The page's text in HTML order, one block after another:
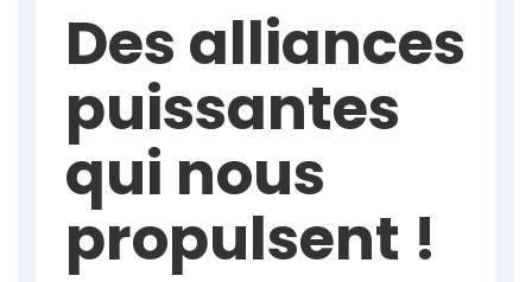
Des alliances
puissantes
qui nous
propulsent !